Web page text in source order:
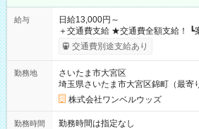
給与
日給13,000円～
＋交通費支給 ★交通費全額支給！ ┗案件により規定あり ★日払
いOK！（規定あり） ┗働いたその
ンビニATMから 日払い分を引き落とせます！ 【
交通費別途支給あり
勤務地
さいたま市大宮区
埼玉県さいたま市大宮区錦町（最寄
株式会社ワンベルウッズ
勤務時間
勤務時間は指定なし